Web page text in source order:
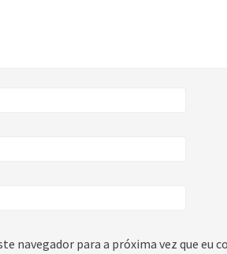
navegador para a próxima vez que eu